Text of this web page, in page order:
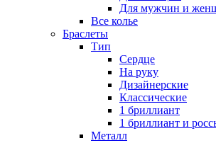
Для мужчин и
Все колье
Браслеты
Тип
Сердце
На руку
Дизайнерские
Классические
1 бриллиант
1 бриллиант и
Металл